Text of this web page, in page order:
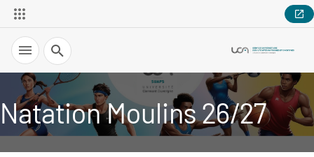
Recherche
Natation Moulins 26/27